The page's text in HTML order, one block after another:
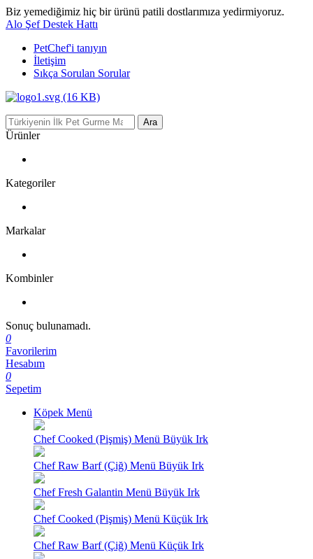
Biz yemediğimiz hiç bir ürünü patili dostlarımıza yedirmiyoruz.
Alo Şef Destek Hattı
PetChef'i tanıyın
İletişim
Sıkça Sorulan Sorular
Ara
Ürünler
Kategoriler
Markalar
Kombinler
Sonuç bulunamadı.
0
Favorilerim
Hesabım
0
Sepetim
Köpek Menü
Chef Cooked (Pişmiş) Menü Büyük Irk
Chef Raw Barf (Çiğ) Menü Büyük Irk
Chef Fresh Galantin Menü Büyük Irk
Chef Cooked (Pişmiş) Menü Küçük Irk
Chef Raw Barf (Çiğ) Menü Küçük Irk